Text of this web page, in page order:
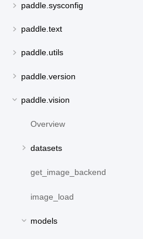
paddle.sysconfig
paddle.text
paddle.utils
paddle.version
paddle.vision
Overview
datasets
get_image_backend
image_load
models